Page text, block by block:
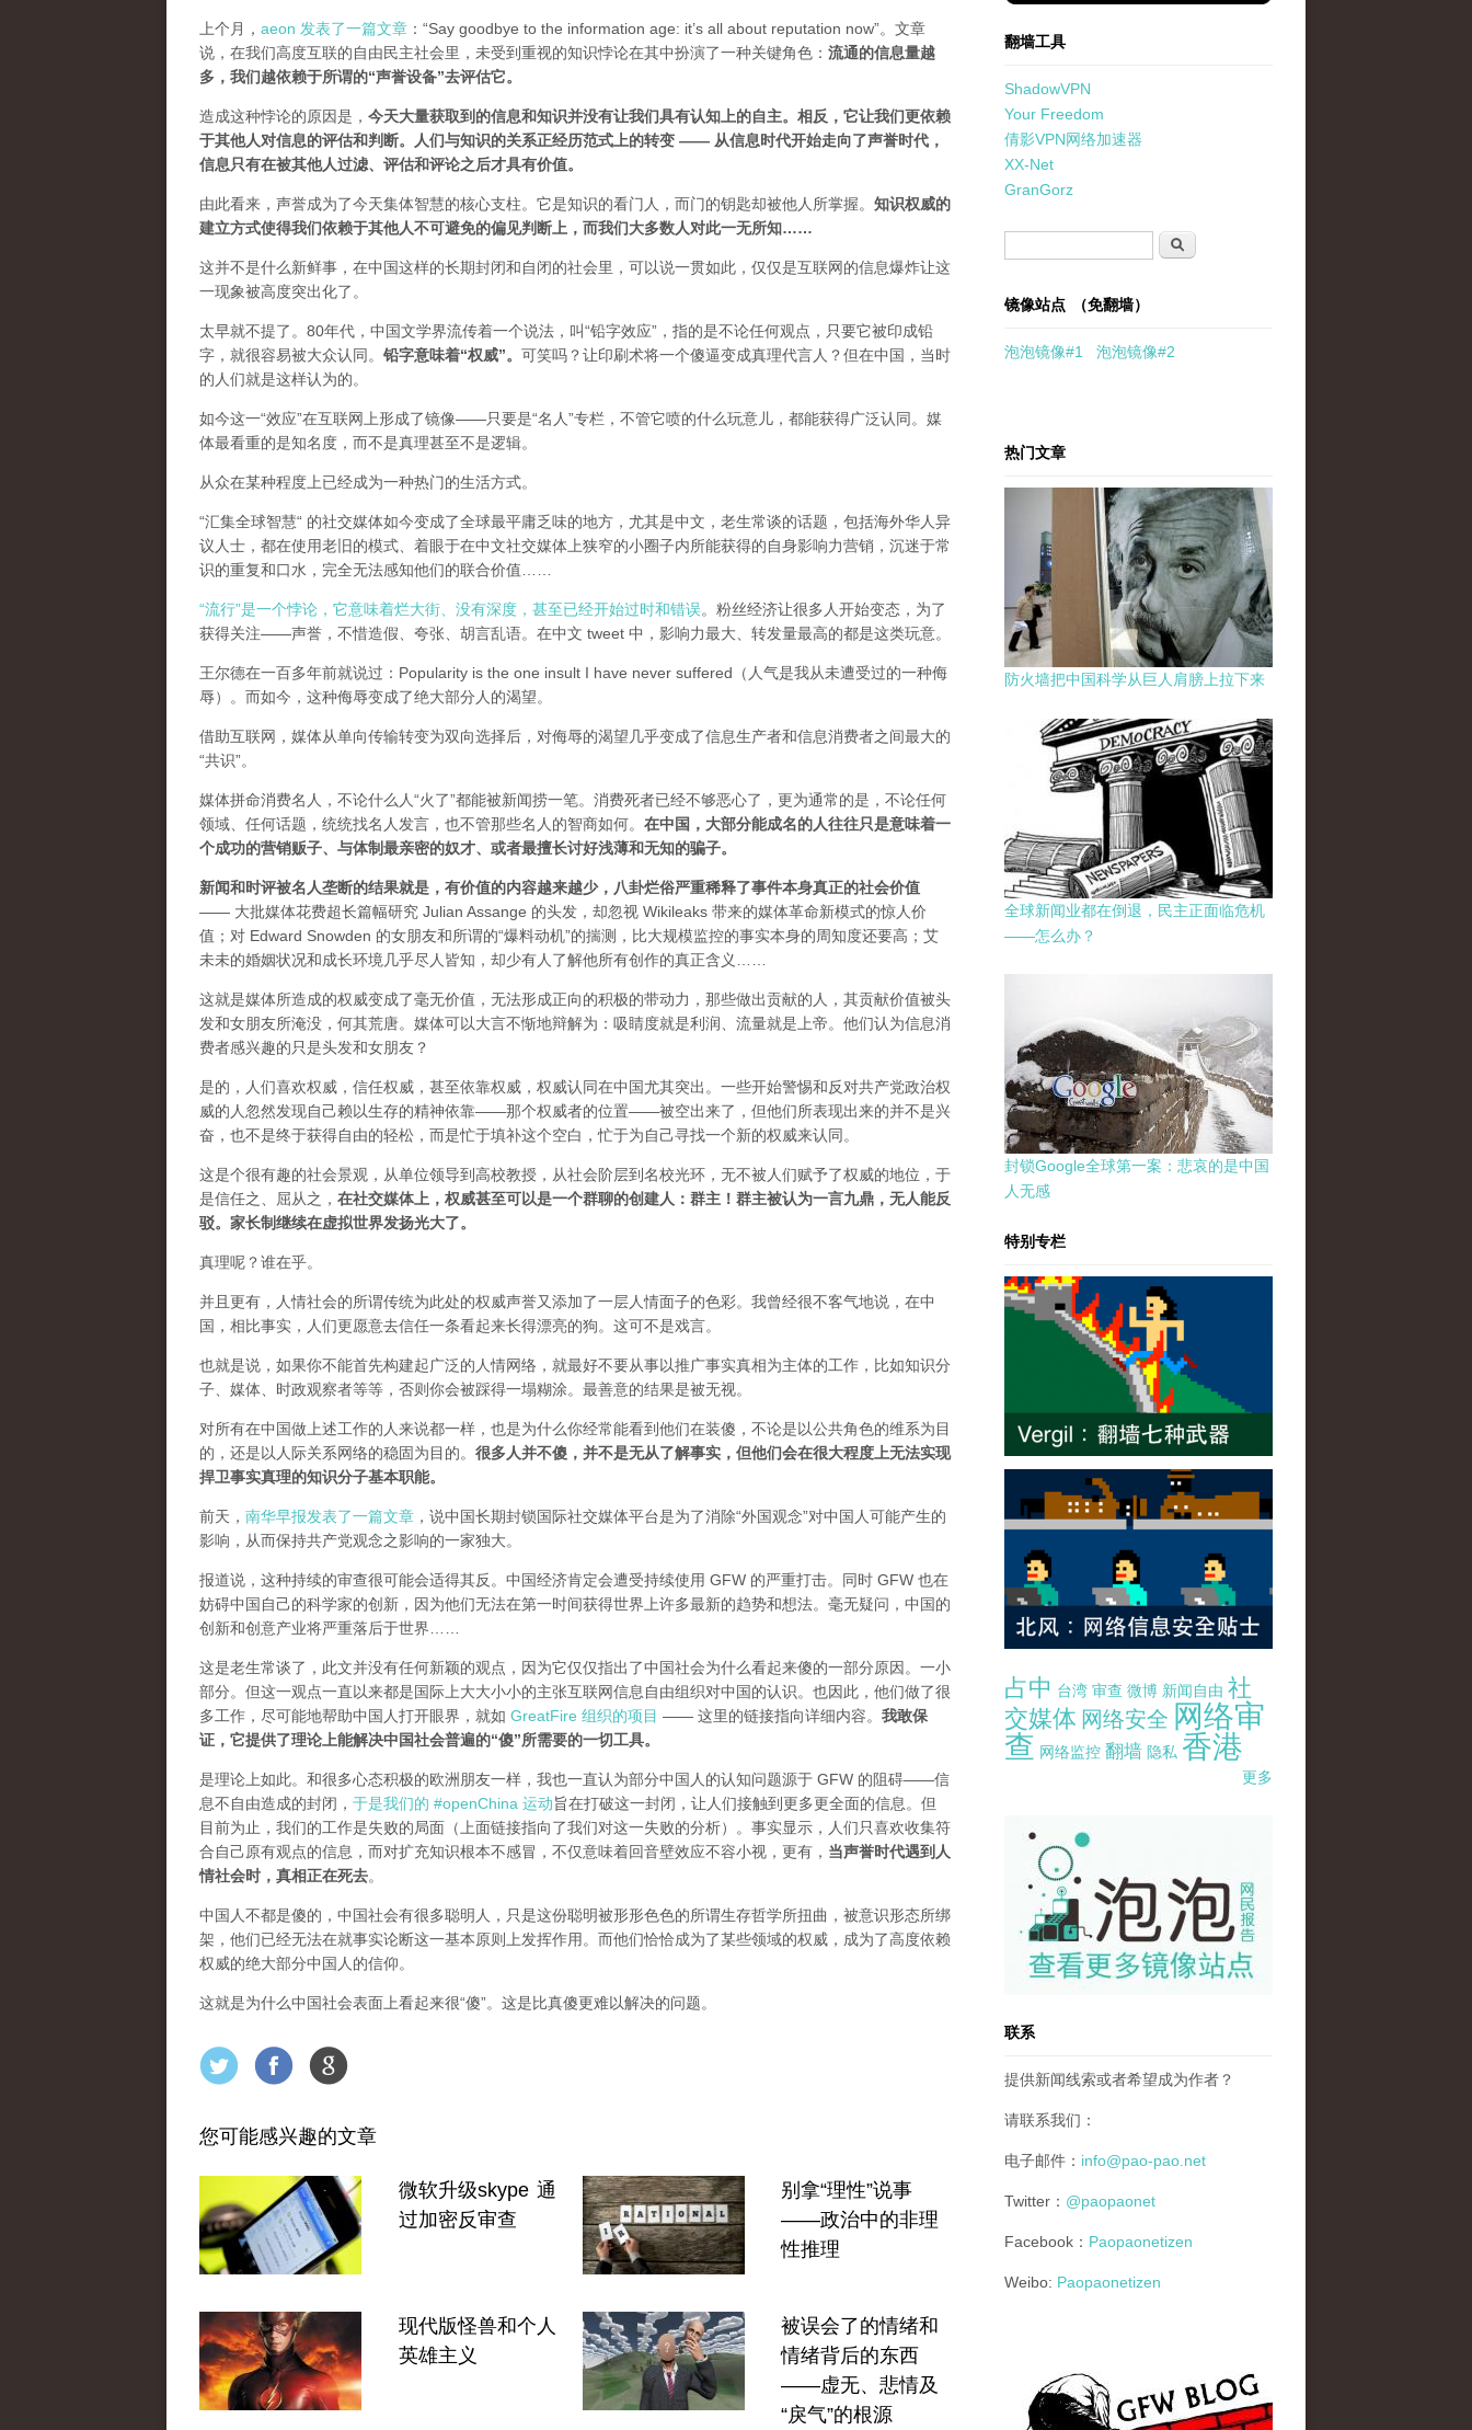
上个月， aeon 发表了一篇文章 ：“Say goodbye to the information age: it’s all about reputation now”。文章
说，在我们高度互联的自由民主社会里，未受到重视的知识悖论在其中扮演了一种关键角色： 流通的信息量越
多，我们越依赖于所谓的“声誉设备”去评估它。
造成这种悖论的原因是， 今天大量获取到的信息和知识并没有让我们具有认知上的自主。相反，它让我们更依赖
于其他人对信息的评估和判断。
人们与知识的关系正经历范式上的转变 —— 从信息时代开始走向了声誉时代，
信息只有在被其他人过滤、评估和评论之后才具有价值。
由此看来，声誉成为了今天集体智慧的核心支柱。它是知识的看门人，而门的钥匙却被他人所掌握。 知识权威的
建立方式使得我们依赖于其他人不可避免的偏见判断上，而我们大多数人对此一无所知……
这并不是什么新鲜事，在中国这样的长期封闭和自闭的社会里，可以说一贯如此，仅仅是互联网的信息爆炸让这
一现象被高度突出化了。
太早就不提了。80年代，中国文学界流传着一个说法，叫“铅字效应”，指的是不论任何观点，只要它被印成铅
字，就很容易被大众认同。 铅字意味着“权威”。 可笑吗？让印刷术将一个傻逼变成真理代言人？但在中国，当时
的人们就是这样认为的。
如今这一“效应”在互联网上形成了镜像——只要是“名人”专栏，不管它喷的什么玩意儿，都能获得广泛认同。媒
体最看重的是知名度，而不是真理甚至不是逻辑。
从众在某种程度上已经成为一种热门的生活方式。
“汇集全球智慧“ 的社交媒体如今变成了全球最平庸乏味的地方，尤其是中文，老生常谈的话题，包括海外华人异
议人士，都在使用老旧的模式、着眼于在中文社交媒体上狭窄的小圈子内所能获得的自身影响力营销，沉迷于常
识的重复和口水，完全无法感知他们的联合价值……
“流行”是一个悖论，它意味着烂大街、没有深度，甚至已经开始过时和错误。粉丝经济让很多人开始变态，为了
获得关注——声誉，不惜造假、夸张、胡言乱语。在中文 tweet 中，影响力最大、转发量最高的都是这类玩意。
王尔德在一百多年前就说过：Popularity is the one insult I have never suffered（人气是我从未遭受过的一种侮
辱）。而如今，这种侮辱变成了绝大部分人的渴望。
借助互联网，媒体从单向传输转变为双向选择后，对侮辱的渴望几乎变成了信息生产者和信息消费者之间最大的
“共识”。
媒体拼命消费名人，不论什么人“火了”都能被新闻捞一笔。消费死者已经不够恶心了，更为通常的是，不论任何
领域、任何话题，统统找名人发言，也不管那些名人的智商如何。 在中国，大部分能成名的人往往只是意味着一
个成功的营销贩子、与体制最亲密的奴才、或者最擅长讨好浅薄和无知的骗子。
新闻和时评被名人垄断的结果就是，有价值的内容越来越少，八卦烂俗严重稀释了事件本身真正的社会价值
—— 大批媒体花费超长篇幅研究 Julian Assange 的头发，却忽视 Wikileaks 带来的媒体革命新模式的惊人价
值；对 Edward Snowden 的女朋友和所谓的“爆料动机”的揣测，比大规模监控的事实本身的周知度还要高；艾
未未的婚姻状况和成长环境几乎尽人皆知，却少有人了解他所有创作的真正含义……
这就是媒体所造成的权威变成了毫无价值，无法形成正向的积极的带动力，那些做出贡献的人，其贡献价值被头
发和女朋友所淹没，何其荒唐。媒体可以大言不惭地辩解为：吸睛度就是利润、流量就是上帝。他们认为信息消
费者感兴趣的只是头发和女朋友？
是的，人们喜欢权威，信任权威，甚至依靠权威，权威认同在中国尤其突出。一些开始警惕和反对共产党政治权
威的人忽然发现自己赖以生存的精神依靠——那个权威者的位置——被空出来了，但他们所表现出来的并不是兴
奋，也不是终于获得自由的轻松，而是忙于填补这个空白，忙于为自己寻找一个新的权威来认同。
这是个很有趣的社会景观，从单位领导到高校教授，从社会阶层到名校光环，无不被人们赋予了权威的地位，于
是信任之、屈从之， 在社交媒体上，权威甚至可以是一个群聊的创建人：群主！群主被认为一言九鼎，无人能反
驳。家长制继续在虚拟世界发扬光大了。
真理呢？谁在乎。
并且更有，人情社会的所谓传统为此处的权威声誉又添加了一层人情面子的色彩。我曾经很不客气地说，在中
国，相比事实，人们更愿意去信任一条看起来长得漂亮的狗。这可不是戏言。
也就是说，如果你不能首先构建起广泛的人情网络，就最好不要从事以推广事实真相为主体的工作，比如知识分
子、媒体、时政观察者等等，否则你会被踩得一塌糊涂。最善意的结果是被无视。
对所有在中国做上述工作的人来说都一样，也是为什么你经常能看到他们在装傻，不论是以公共角色的维系为目
的，还是以人际关系网络的稳固为目的。 很多人并不傻，并不是无从了解事实，但他们会在很大程度上无法实现
捍卫事实真理的知识分子基本职能。
前天， 南华早报发表了一篇文章 ，说中国长期封锁国际社交媒体平台是为了消除“外国观念”对中国人可能产生的
影响，从而保持共产党观念之影响的一家独大。
报道说，这种持续的审查很可能会适得其反。中国经济肯定会遭受持续使用 GFW 的严重打击。同时 GFW 也在
妨碍中国自己的科学家的创新，因为他们无法在第一时间获得世界上许多最新的趋势和想法。毫无疑问，中国的
创新和创意产业将严重落后于世界……
这是老生常谈了，此文并没有任何新颖的观点，因为它仅仅指出了中国社会为什么看起来傻的一部分原因。一小
部分。但这一观点一直以来都是国际上大大小小的主张互联网信息自由组织对中国的认识。也因此，他们做了很
多工作，尽可能地帮助中国人打开眼界，就如 GreatFire 组织的项目 —— 这里的链接指向详细内容。 我敢保
证，它提供了理论上能解决中国社会普遍的“傻”所需要的一切工具。
是理论上如此。和很多心态积极的欧洲朋友一样，我也一直认为部分中国人的认知问题源于 GFW 的阻碍——信
息不自由造成的封闭， 于是我们的 #openChina 运动旨在打破这一封闭，让人们接触到更多更全面的信息。但
目前为止，我们的工作是失败的局面（ 上面链接指向了我们对这一失败的分析）。事实显示，人们只喜欢收集符
合自己原有观点的信息，而对扩充知识根本不感冒，不仅意味着回音壁效应不容小视，更有， 当声誉时代遇到人
情社会时，真相正在死去。
中国人不都是傻的，中国社会有很多聪明人，只是这份聪明被形形色色的所谓生存哲学所扭曲，被意识形态所绑
架，他们已经无法在就事实论断这一基本原则上发挥作用。而他们恰恰成为了某些领域的权威，成为了高度依赖
权威的绝大部分中国人的信仰。
这就是为什么中国社会表面上看起来很“傻”。这是比真傻更难以解决的问题。
您可能感兴趣的文章
微软升级skype 通
过加密反审查
别拿“理性”说事
——政治中的非理
性推理
现代版怪兽和个人
英雄主义
被误会了的情绪和
情绪背后的东西
——虚无、悲情及
“戾气”的根源
翻墙工具
ShadowVPN
Your Freedom
倩影VPN网络加速器
XX-Net
GranGorz
搜索
镜像站点 （免翻墙）
泡泡镜像#1 泡泡镜像#2
热门文章
防火墙把中国科学从巨人肩膀上拉下来
全球新闻业都在倒退，民主正面临危机
——怎么办？
封锁Google全球第一案：悲哀的是中国
人无感
特别专栏
占中 台湾 审查 微博 新闻自由 社
交媒体 网络安全 网络审
查 网络监控 翻墙 隐私 香港
更多
pao-pao-banner-mirror-site-120814.jpg
联系
提供新闻线索或者希望成为作者？
请联系我们：
电子邮件： info@pao-pao.net
Twitter： @paopaonet
Facebook： Paopaonetizen
Weibo: Paopaonetizen
gfw_blog_small.jpg